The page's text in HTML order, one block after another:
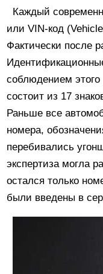
Каждый
или VIN-код
Фактически после
соблюдением
состоит из 17
Раньше все
номера,
перебивались
экспертиза могла
остался только
были введены в